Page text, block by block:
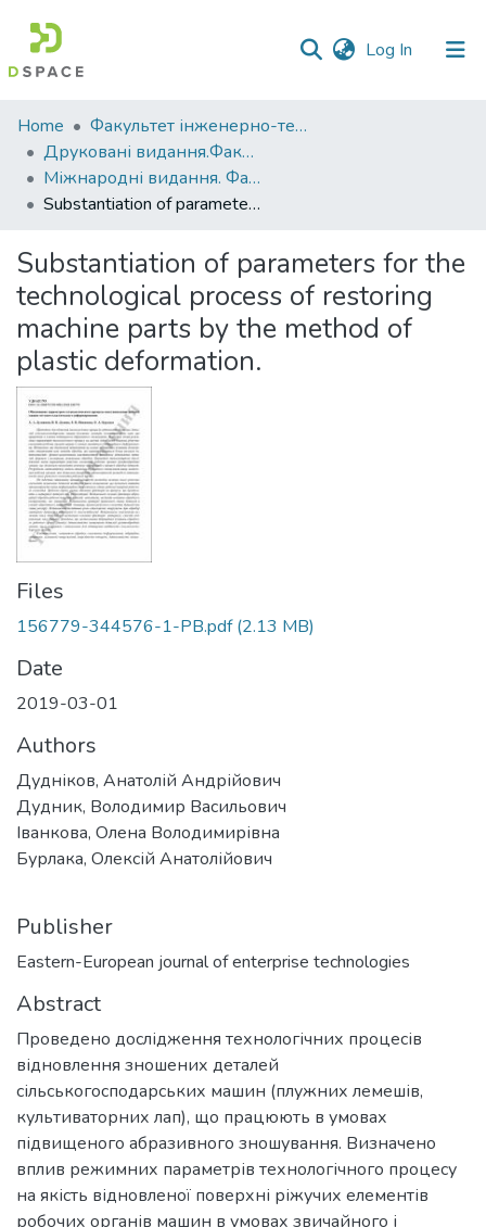
Log In (current)
Communities
&
Collections
Statistics
Home
Факультет інженерно-технологічний
Друковані видання.Факультет інженерно-технологічний
Міжнародні видання. Факультет інженерно-технологічний
Substantiation of parameters for the technological process of restoring machine parts by the method of plastic deformation.
Substantiation of parameters for the
technological process of restoring
machine parts by the method of
plastic deformation.
Files
156779-344576-1-PB.pdf(2.13 MB)
Date
2019-03-01
Authors
Дудніков, Анатолій Андрійович
Дудник, Володимир Васильович
Іванкова, Олена Володимирівна
Бурлака, Олексій Анатолійович
Publisher
Eastern-European journal of enterprise technologies
Abstract
Проведено дослідження технологічних процесів
відновлення зношених деталей
сільськогосподарських машин (плужних лемешів,
культиваторних лап), що працюють в умовах
підвищеного абразивного зношування. Визначено
вплив режимних параметрів технологічного процесу
на якість відновленої поверхні ріжучих елементів
робочих органів машин в умовах звичайного і